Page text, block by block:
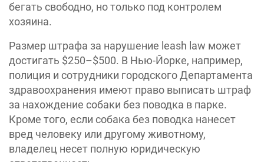
бегать свободно, но только под контролем
хозяина.
Размер штрафа за нарушение leash law может
достигать $250–$500. В Нью-Йорке, например,
полиция и сотрудники городского Департамента
здравоохранения имеют право выписать штраф
за нахождение собаки без поводка в парке.
Кроме того, если собака без поводка нанесет
вред человеку или другому животному,
владелец несет полную юридическую